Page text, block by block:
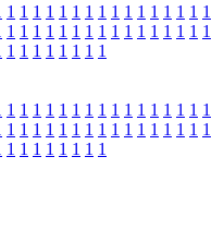
1 1 1 1 1 1 1 1 1 1 1 1 1 1 1 1
1 1 1 1 1 1 1 1 1 1 1 1 1 1 1 1
1 1 1 1 1 1 1 1
1 1 1 1 1 1 1 1 1 1 1 1 1 1 1 1
1 1 1 1 1 1 1 1 1 1 1 1 1 1 1 1
1 1 1 1 1 1 1 1